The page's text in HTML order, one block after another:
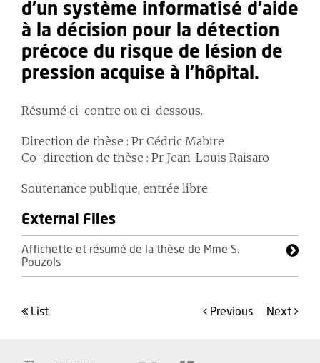
d’un système informatisé d’aide
à la décision pour la détection
précoce du risque de lésion de
pression acquise à l’hôpital.
Résumé ci-contre ou ci-dessous.
Direction de thèse : Pr Cédric Mabire
Co-direction de thèse : Pr Jean-Louis Raisaro
Soutenance publique, entrée libre
External Files
Affichette et résumé de la thèse de Mme S.
Pouzols
list Previous Next